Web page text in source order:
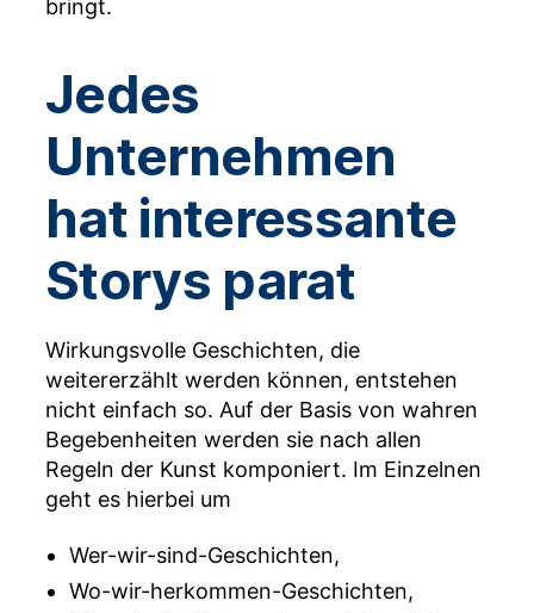
bringt.
Jedes
Unternehmen
hat interessante
Storys parat
Wirkungsvolle Geschichten, die
weitererzählt werden können, entstehen
nicht einfach so. Auf der Basis von wahren
Begebenheiten werden sie nach allen
Regeln der Kunst komponiert. Im Einzelnen
geht es hierbei um
Wer-wir-sind-Geschichten,
Wo-wir-herkommen-Geschichten,